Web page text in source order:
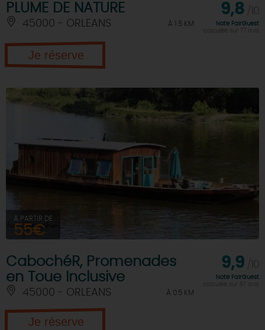
PLUME DE NATURE
45000 - ORLEANS À 1.5 KM
9,8
Note FairGuest
Je réserve
À PARTIR DE
55€
CabochéR, Promenades
en Toue Inclusive
45000 - ORLEANS À 0.5 KM
9,9
Note FairGuest
Je réserve